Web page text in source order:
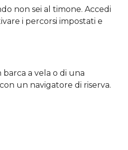
non sei al timone. Accedi
i percorsi impostati e
a vela o di una
un navigatore di riserva.